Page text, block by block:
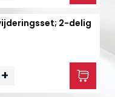
2-delig
+